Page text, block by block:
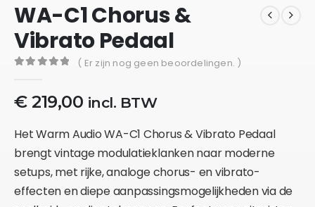
WA-C1 Chorus &
Vibrato Pedaal
( Er zijn nog geen beoordelingen. )
€219,00 incl. BTW
Het Warm Audio WA-C1 Chorus & Vibrato Pedaal
brengt vintage modulatieklanken naar moderne
setups, met rijke, analoge chorus- en vibrato-
effecten en diepe aanpassingsmogelijkheden via de